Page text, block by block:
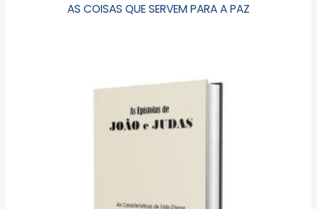
AS COISAS QUE SERVEM PARA A PAZ